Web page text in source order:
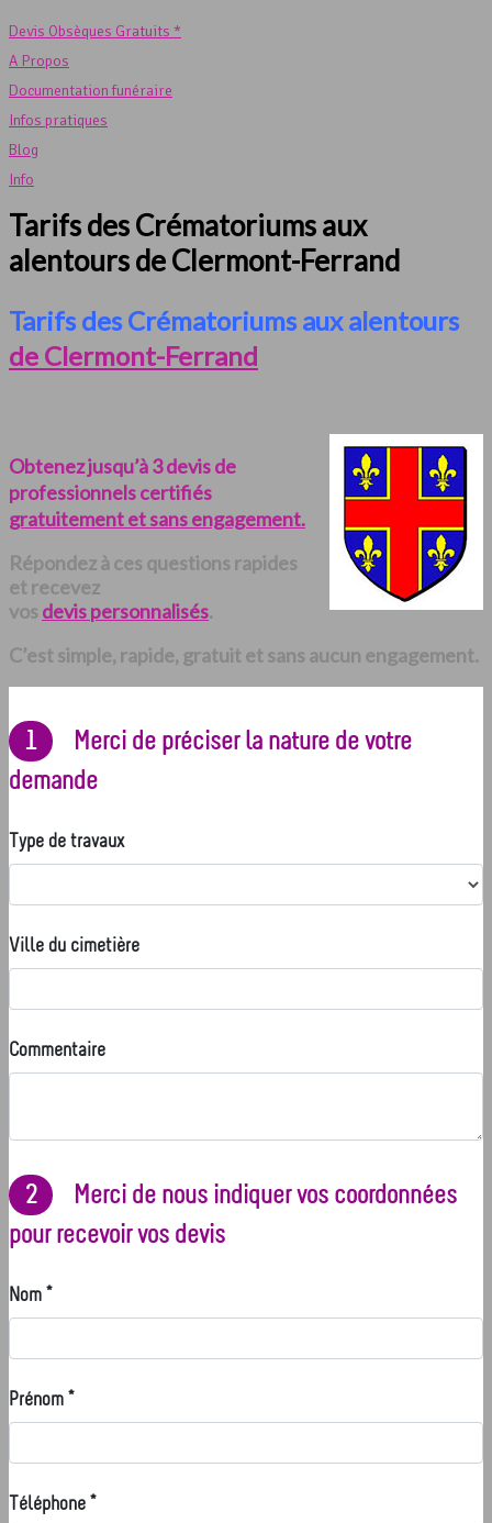
Devis Obsèques Gratuits *
A Propos
Documentation funéraire
Infos pratiques
Blog
Info
Tarifs des Crématoriums aux
alentours de Clermont-Ferrand
Tarifs des Crématoriums aux alentours
de Clermont-Ferrand
Obtenez jusqu’à 3 devis de
professionnels certifiés
gratuitement et sans engagement.
Répondez à ces questions rapides
et recevez
vos devis personnalisés.
C’est simple, rapide, gratuit et sans aucun engagement.